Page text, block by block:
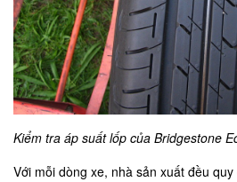
Kiểm tra áp suất lốp của Bridgestone
Với mỗi dòng xe, nhà sản xuất đều